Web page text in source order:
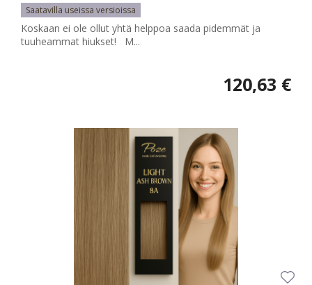
Saatavilla useissa versioissa
Koskaan ei ole ollut yhtä helppoa saada pidemmät ja
tuuheammat hiukset! M...
120,63 €